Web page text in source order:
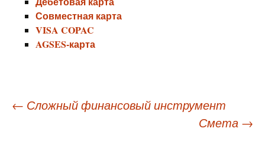
Совместная карта
VISA COPAC
AGSES-карта
Навигация
← Сложный финансовый инструмент
Смета →